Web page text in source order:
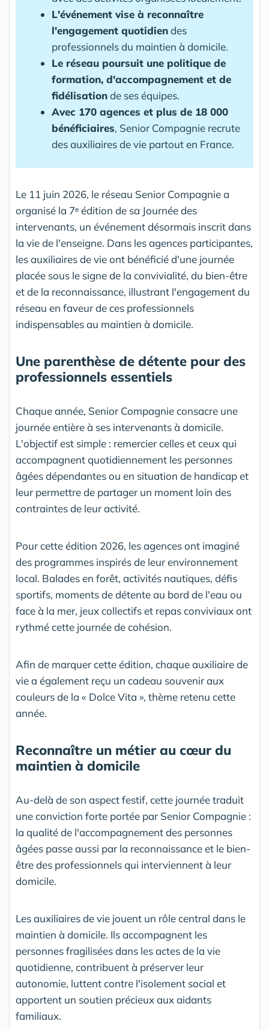
L'événement vise à reconnaître
l'engagement quotidiendes
professionnels du maintien à domicile.
Le réseau poursuit une politique de
formation, d'accompagnement et de
fidélisationde ses équipes.
Avec 170 agences et plus de 18 000
bénéficiaires, Senior Compagnie recrute
des auxiliaires de vie partout en France.
Le 11 juin 2026, le réseau Senior Compagnie a
organisé la 7ᵉ édition de sa Journée des
intervenants, un événement désormais inscrit dans
la vie de l'enseigne. Dans les agences participantes,
les auxiliaires de vie ont bénéficié d'une journée
placée sous le signe de la convivialité, du bien-être
et de la reconnaissance, illustrant l'engagement du
réseau en faveur de ces professionnels
indispensables au maintien à domicile.
Une parenthèse de détente pour des
professionnels essentiels
Chaque année, Senior Compagnie consacre une
journée entière à ses intervenants à domicile.
L'objectif est simple : remercier celles et ceux qui
accompagnent quotidiennement les personnes
âgées dépendantes ou en situation de handicap et
leur permettre de partager un moment loin des
contraintes de leur activité.
Pour cette édition 2026, les agences ont imaginé
des programmes inspirés de leur environnement
local. Balades en forêt, activités nautiques, défis
sportifs, moments de détente au bord de l'eau ou
face à la mer, jeux collectifs et repas conviviaux ont
rythmé cette journée de cohésion.
Afin de marquer cette édition, chaque auxiliaire de
vie a également reçu un cadeau souvenir aux
couleurs de la « Dolce Vita », thème retenu cette
année.
Reconnaître un métier au cœur du
maintien à domicile
Au-delà de son aspect festif, cette journée traduit
une conviction forte portée par Senior Compagnie :
la qualité de l'accompagnement des personnes
âgées passe aussi par la reconnaissance et le bien-
être des professionnels qui interviennent à leur
domicile.
Les auxiliaires de vie jouent un rôle central dans le
maintien à domicile. Ils accompagnent les
personnes fragilisées dans les actes de la vie
quotidienne, contribuent à préserver leur
autonomie, luttent contre l'isolement social et
apportent un soutien précieux aux aidants
familiaux.